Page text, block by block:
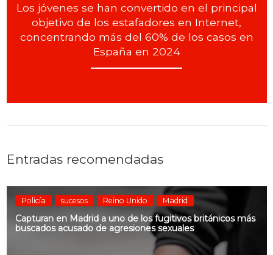
Los jóvenes se han convertido en el principal
objetivo de los estafadores en Internet,
concentrando más del 60% de los casos en
España en 2024
Entradas recomendadas
Policía sucesos Reino Unido Madrid
Capturan en Madrid a uno de los fugitivos británicos más
buscados acusado de agresiones sexuales